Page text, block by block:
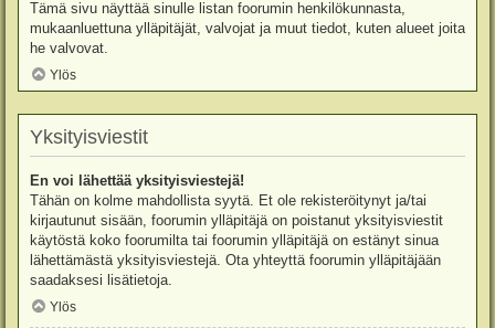
Tämä sivu näyttää sinulle listan foorumin henkilökunnasta,
mukaanluettuna ylläpitäjät, valvojat ja muut tiedot, kuten alueet joita
he valvovat.
Ylös
Yksityisviestit
En voi lähettää yksityisviestejä!
Tähän on kolme mahdollista syytä. Et ole rekisteröitynyt ja/tai
kirjautunut sisään, foorumin ylläpitäjä on poistanut yksityisviestit
käytöstä koko foorumilta tai foorumin ylläpitäjä on estänyt sinua
lähettämästä yksityisviestejä. Ota yhteyttä foorumin ylläpitäjään
saadaksesi lisätietoja.
Ylös